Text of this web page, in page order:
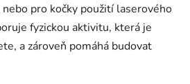
nebo pro kočky použití laserového
fyzickou aktivitu, která je
a zároveň pomáhá budovat